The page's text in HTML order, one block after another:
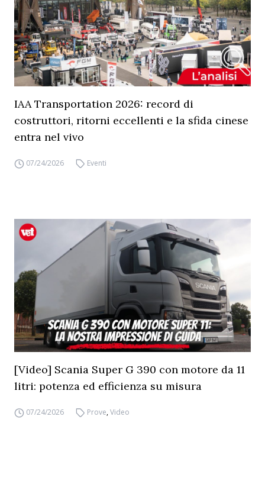
IAA Transportation 2026: record di
costruttori, ritorni eccellenti e la sfida cinese
entra nel vivo
07/24/2026 Eventi
[Video] Scania Super G 390 con motore da 11
litri: potenza ed efficienza su misura
07/24/2026 Prove,Video